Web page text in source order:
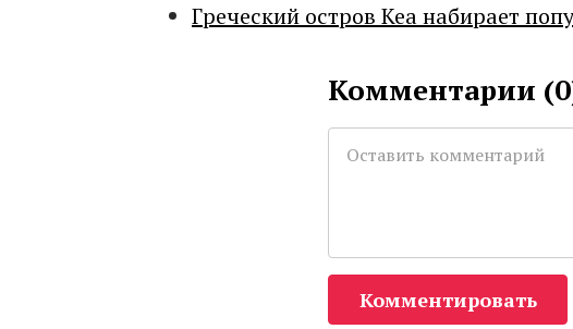
Греческий остров Кеа набирает
Комментарии (0
Комментировать